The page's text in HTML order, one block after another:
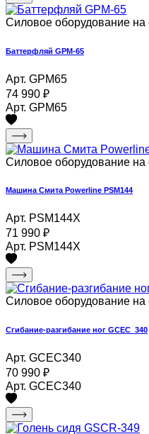
Силовое оборудование на
Баттерфляй GPM-65
Арт. GPM65
74 990 ₽
Арт. GPM65
Силовое оборудование на
Машина Смита Powerline PSM144
Арт. PSM144X
71 990 ₽
Арт. PSM144X
Силовое оборудование на
Сгибание-разгибание ног GCEC_340
Арт. GCEC340
70 990 ₽
Арт. GCEC340